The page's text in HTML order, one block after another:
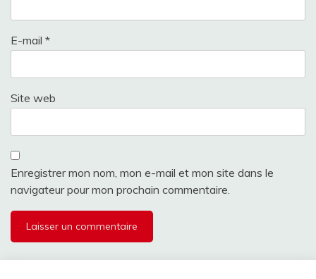
E-mail *
Site web
Enregistrer mon nom, mon e-mail et mon site dans le
navigateur pour mon prochain commentaire.